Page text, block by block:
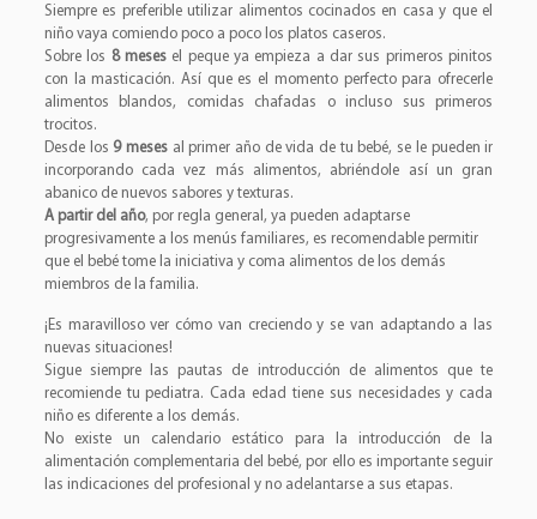
Siempre es preferible utilizar alimentos cocinados en casa y que el
niño vaya comiendo poco a poco los platos caseros.
Sobre los 8 mesesel peque ya empieza a dar sus primeros pinitos
con la masticación. Así que es el momento perfecto para ofrecerle
alimentos blandos, comidas chafadas o incluso sus primeros
trocitos.
Desde los 9 mesesal primer año de vida de tu bebé, se le pueden ir
incorporando cada vez más alimentos, abriéndole así un gran
abanico de nuevos sabores y texturas.
A partir del año, por regla general, ya pueden adaptarse
progresivamente a los menús familiares, es recomendable permitir
que el bebé tome la iniciativa y coma alimentos de los demás
miembros de la familia.
¡Es maravilloso ver cómo van creciendo y se van adaptando a las
nuevas situaciones!
Sigue siempre las pautas de introducción de alimentos que te
recomiende tu pediatra. Cada edad tiene sus necesidades y cada
niño es diferente a los demás.
No existe un calendario estático para la introducción de la
alimentación complementaria del bebé, por ello es importante seguir
las indicaciones del profesional y no adelantarse a sus etapas.